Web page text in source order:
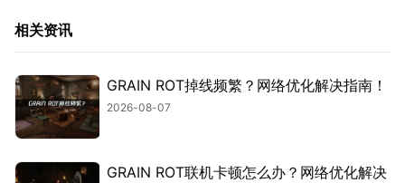
相关资讯
GRAIN ROT掉线频繁？网络优化解决指南！
2026-08-07
GRAIN ROT联机卡顿怎么办？网络优化解决